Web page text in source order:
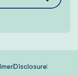
Disclosure